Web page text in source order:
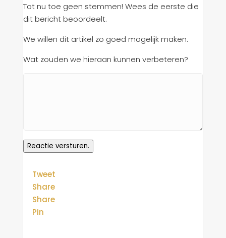
Tot nu toe geen stemmen! Wees de eerste die
dit bericht beoordeelt.
We willen dit artikel zo goed mogelijk maken.
Wat zouden we hieraan kunnen verbeteren?
Reactie versturen.
Tweet
Share
Share
Pin